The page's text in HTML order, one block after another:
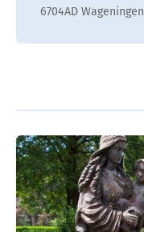
6704AD Wageningen